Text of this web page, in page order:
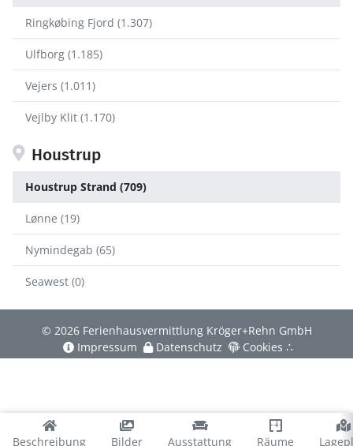
Beschreibung Bilder Ausstattung Räume
Ringkøbing Fjord (1.307)
Ulfborg (1.185)
Vejers (1.011)
Vejlby Klit (1.170)
Houstrup
Houstrup Strand (709)
Lønne (19)
Nymindegab (65)
Seawest (0)
© 2026 Ferienhausvermittlung Kröger+Rehn GmbH
Impressum
Datenschutz Cookies ∴